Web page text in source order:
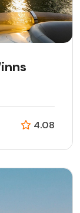
4.08